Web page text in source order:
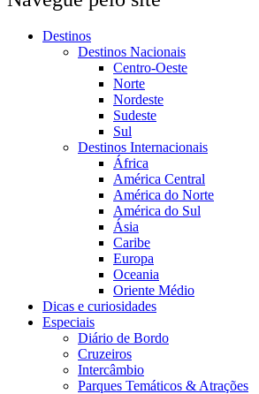
Destinos
Destinos Nacionais
Centro-Oeste
Norte
Nordeste
Sudeste
Sul
Destinos Internacionais
África
América Central
América do Norte
América do Sul
Ásia
Caribe
Europa
Oceania
Oriente Médio
Dicas e curiosidades
Especiais
Diário de Bordo
Cruzeiros
Intercâmbio
Parques Temáticos & Atrações